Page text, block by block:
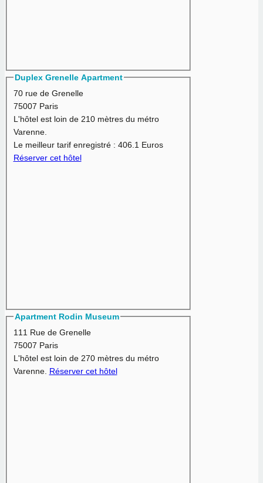
Duplex Grenelle Apartment
70 rue de Grenelle
75007 Paris
L'hôtel est loin de 210 mètres du métro
Varenne.
Le meilleur tarif enregistré : 406.1 Euros
Réserver cet hôtel
Apartment Rodin Museum
111 Rue de Grenelle
75007 Paris
L'hôtel est loin de 270 mètres du métro
Varenne. Réserver cet hôtel